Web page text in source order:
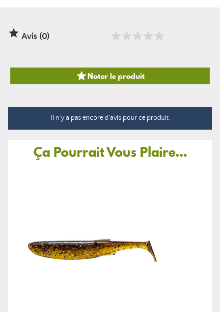
 Avis (0)
Noter le produit
Il n'y a pas encore d'avis pour ce produit.
Ça Pourrait Vous Plaire...